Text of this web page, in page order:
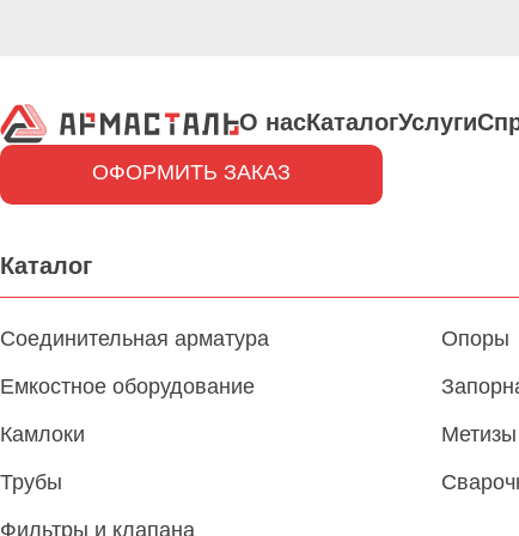
О насКаталогУслуги
ОФОРМИТЬ ЗАКАЗ
Каталог
Соединительная арматура
Емкостное оборудование
Камлоки
Трубы
Фильтры и клапана
Опоры
Метизы